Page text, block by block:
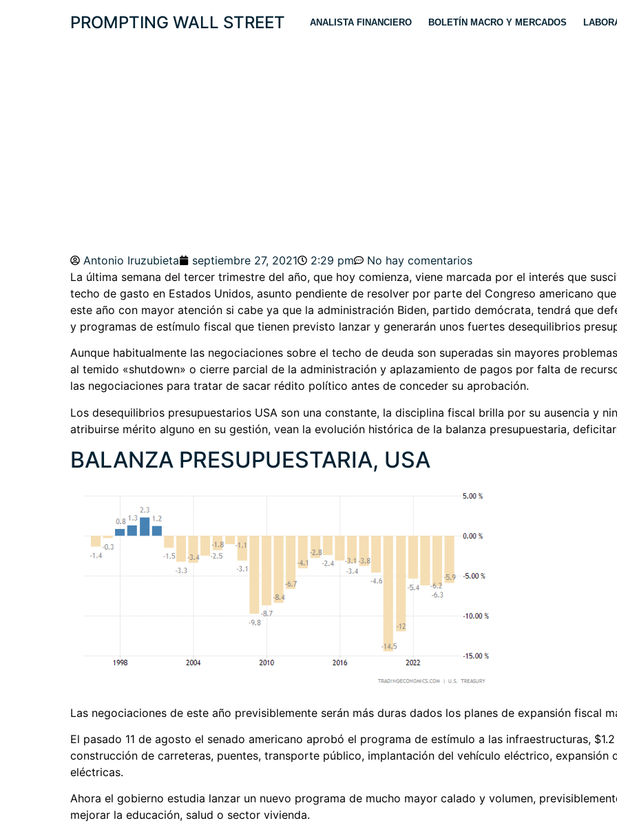
PROMPTING WALL STREET ANALISTA FINANCIERO BOLETÍN MACRO Y MERCADOS
Antonio Iruzubieta septiembre 27, 2021 2:29 pm
No hay comentarios
La última semana del tercer trimestre del año, que hoy comienza, viene marcada por el interés que
techo de gasto en Estados Unidos, asunto pendiente de resolver por parte del Congreso americano
este año con mayor atención si cabe ya que la administración Biden, partido demócrata, tendrá que
y programas de estímulo fiscal que tienen previsto lanzar y generarán unos fuertes desequilibrios
Aunque habitualmente las negociaciones sobre el techo de deuda son superadas sin mayores
al temido «shutdown» o cierre parcial de la administración y aplazamiento de pagos por falta de
las negociaciones para tratar de sacar rédito político antes de conceder su aprobación.
Los desequilibrios presupuestarios USA son una constante, la disciplina fiscal brilla por su ausencia y
atribuirse mérito alguno en su gestión, vean la evolución histórica de la balanza presupuestaria,
BALANZA PRESUPUESTARIA, USA
Las negociaciones de este año previsiblemente serán más duras dados los planes de expansión fiscal
El pasado 11 de agosto el senado americano aprobó el programa de estímulo a las infraestructuras,
construcción de carreteras, puentes, transporte público, implantación del vehículo eléctrico, expansión
eléctricas.
Ahora el gobierno estudia lanzar un nuevo programa de mucho mayor calado y volumen,
mejorar la educación, salud o sector vivienda.